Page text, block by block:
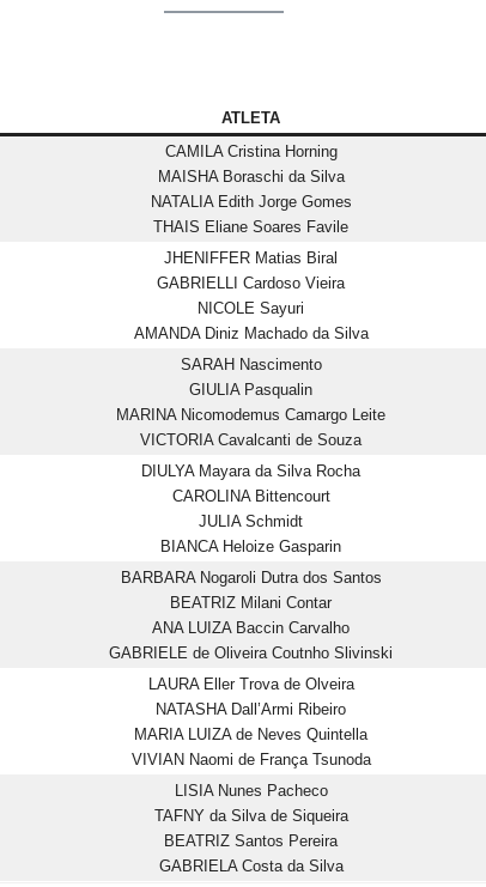
ATLETA
CAMILA Cristina Horning
MAISHA Boraschi da Silva
NATALIA Edith Jorge Gomes
THAIS Eliane Soares Favile
JHENIFFER Matias Biral
GABRIELLI Cardoso Vieira
NICOLE Sayuri
AMANDA Diniz Machado da Silva
SARAH Nascimento
GIULIA Pasqualin
MARINA Nicomodemus Camargo Leite
VICTORIA Cavalcanti de Souza
DIULYA Mayara da Silva Rocha
CAROLINA Bittencourt
JULIA Schmidt
BIANCA Heloize Gasparin
BARBARA Nogaroli Dutra dos Santos
BEATRIZ Milani Contar
ANA LUIZA Baccin Carvalho
GABRIELE de Oliveira Coutnho Slivinski
LAURA Eller Trova de Olveira
NATASHA Dall’Armi Ribeiro
MARIA LUIZA de Neves Quintella
VIVIAN Naomi de França Tsunoda
LISIA Nunes Pacheco
TAFNY da Silva de Siqueira
BEATRIZ Santos Pereira
GABRIELA Costa da Silva